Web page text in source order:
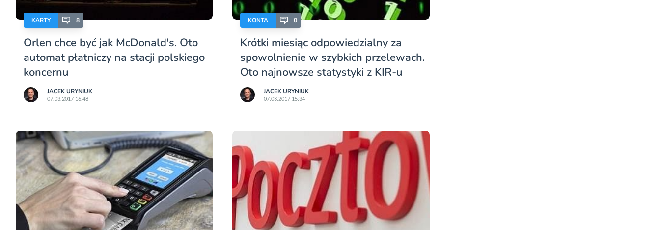
KARTY 8
Orlen chce być jak McDonald's. Oto
automat płatniczy na stacji polskiego
koncernu
JACEK URYNIUK
07.03.2017 16:48
KONTA 0
Krótki miesiąc odpowiedzialny za
spowolnienie w szybkich przelewach.
Oto najnowsze statystyki z KIR-u
JACEK URYNIUK
07.03.2017 15:34